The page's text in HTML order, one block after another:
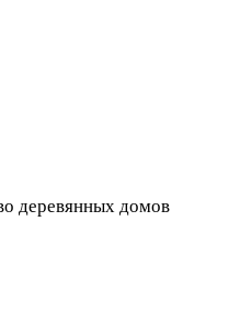
деревянных домов